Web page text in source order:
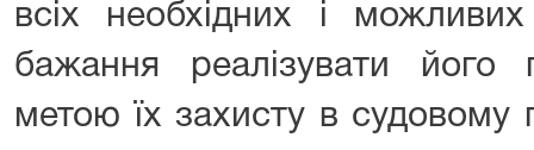
всіх необхідних і
бажання реалізувати його
метою їх захисту в судовому